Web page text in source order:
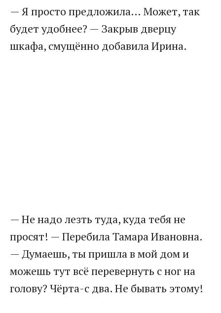
​— Я просто предложила… Может, так
будет удобнее? — Закрыв дверцу
шкафа, смущённо добавила Ирина.​
​— Не надо лезть туда, куда тебя не
просят! — Перебила Тамара Ивановна.
— Думаешь, ты пришла в мой дом и
можешь тут всё перевернуть с ног на
голову? Чёрта-с два. Не бывать этому!​